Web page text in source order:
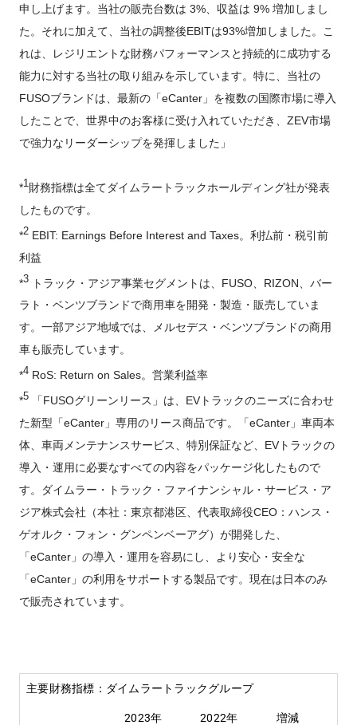
申し上げます。当社の販売台数は 3%、収益は 9% 増加しまし
た。それに加えて、当社の調整後EBITは93%増加しました。こ
れは、レジリエントな財務パフォーマンスと持続的に成功する
能力に対する当社の取り組みを示しています。特に、当社の
FUSOブランドは、最新の「eCanter」を複数の国際市場に導入
したことで、世界中のお客様に受け入れていただき、ZEV市場
で強力なリーダーシップを発揮しました」
*1財務指標は全てダイムラートラックホールディング社が発表
したものです。
*2 EBIT: Earnings Before Interest and Taxes。利払前・税引前
利益
*3 トラック・アジア事業セグメントは、FUSO、RIZON、バー
ラト・ベンツブランドで商用車を開発・製造・販売していま
す。一部アジア地域では、メルセデス・ベンツブランドの商用
車も販売しています。
*4 RoS: Return on Sales。営業利益率
*5 「FUSOグリーンリース」は、EVトラックのニーズに合わせ
た新型「eCanter」専用のリース商品です。「eCanter」車両本
体、車両メンテナンスサービス、特別保証など、EVトラックの
導入・運用に必要なすべての内容をパッケージ化したもので
す。ダイムラー・トラック・ファイナンシャル・サービス・ア
ジア株式会社（本社：東京都港区、代表取締役CEO：ハンス・
ゲオルク・フォン・グンペンベーアグ）が開発した、
「eCanter」の導入・運用を容易にし、より安心・安全な
「eCanter」の利用をサポートする製品です。現在は日本のみ
で販売されています。
主要財務指標：ダイムラートラックグループ
2023年 2022年 増減